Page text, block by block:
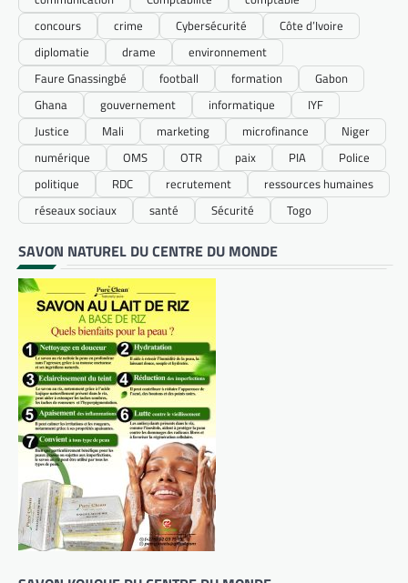
concours
crime Cybersécurité
Côte d’Ivoire
diplomatie
drame
environnement
Faure Gnassingbé
football formation
Gabon
Ghana
gouvernement informatique
IYF
Justice
Mali marketing microfinance
Niger
numérique
OMS OTR paix PIA
Police
politique
RDC recrutement
ressources humaines
réseaux sociaux
santé Sécurité Togo
SAVON NATUREL DU CENTRE DU MONDE